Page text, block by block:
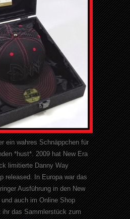
ein wahres Schnäppchen für
*hust*. 2009 hat New Era
limitierte Danny Way
released. In Europa war das
Ausführung in den New
auch im Online Shop
ihr das Sammlerstück zum